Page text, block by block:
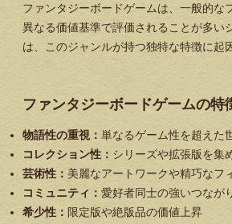
ファンタジーボードゲームは、一般的な
異なる価値基準で評価されることが多い
は、このジャンルが持つ独特な特徴に起
ファンタジーボードゲームの特
物語性の重視： 単なるゲーム性を超えた
コレクション性： シリーズや拡張版を集
芸術性： 美麗なアートワークや精巧なフ
コミュニティ： 愛好者同士の強いつなが
希少性： 限定版や絶版品の価値上昇